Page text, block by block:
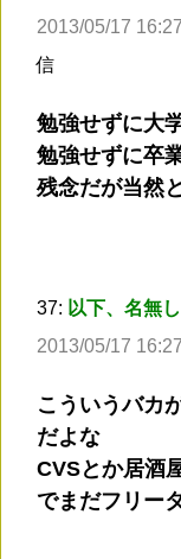
2013/05/17
信
勉強せずに大
勉強せずに卒
残念だが当然
37: 以下、名無
2013/05/17
こういうバカ
だよな
CVSとか居酒
でまだフリー